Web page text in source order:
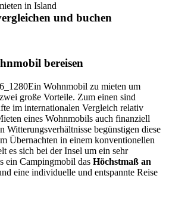
in Island
und buchen
bereisen
Ein Wohnmobil zu mieten um
große Vorteile. Zum einen sind
im internationalen Vergleich relativ
eines Wohnmobils auch finanziell
Witterungsverhältnisse begünstigen diese
Übernachten in einem konventionellen
es sich bei der Insel um ein sehr
ein Campingmobil das Höchstmaß an
eine individuelle und entspannte Reise